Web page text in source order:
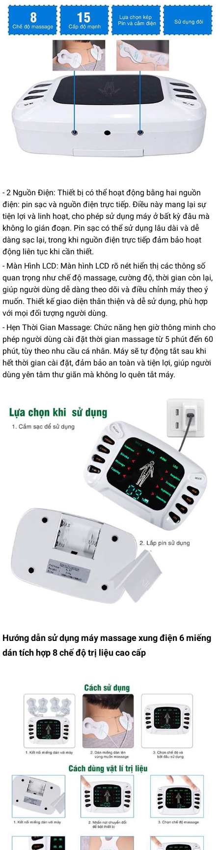
- 2 Nguồn Điện: Thiết bị có thể hoạt động bằng hai nguồn
điện: pin sạc và nguồn điện trực tiếp. Điều này mang lại sự
tiện lợi và linh hoạt, cho phép sử dụng máy ở bất kỳ đâu mà
không lo gián đoạn. Pin sạc có thể sử dụng lâu dài và dễ
dàng sạc lại, trong khi nguồn điện trực tiếp đảm bảo hoạt
động liên tục khi cần thiết.
- Màn Hình LCD: Màn hình LCD rõ nét hiển thị các thông số
quan trọng như chế độ massage, cường độ, thời gian còn lại,
giúp người dùng dễ dàng theo dõi và điều chỉnh máy theo ý
muốn. Thiết kế giao diện thân thiện và dễ sử dụng, phù hợp
với mọi đối tượng người dùng.
- Hẹn Thời Gian Massage: Chức năng hẹn giờ thông minh cho
phép người dùng cài đặt thời gian massage từ 5 phút đến 60
phút, tùy theo nhu cầu cá nhân. Máy sẽ tự động tắt sau khi
hết thời gian cài đặt, đảm bảo an toàn và tiện lợi, giúp người
dùng yên tâm thư giãn mà không lo quên tắt máy.
Hướng dẫn sử dụng máy massage xung điện 6 miếng
dán tích hợp 8 chế độ trị liệu cao cấp